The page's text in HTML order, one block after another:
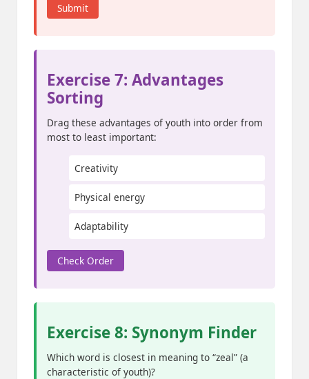
Submit
Exercise 7: Advantages
Sorting
Drag these advantages of youth into order from
most to least important:
Creativity
Physical energy
Adaptability
Check Order
Exercise 8: Synonym Finder
Which word is closest in meaning to “zeal” (a
characteristic of youth)?